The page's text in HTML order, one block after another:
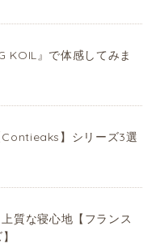
KOIL』で体感してみま
】シリーズ3選
質な寝心地【フランス